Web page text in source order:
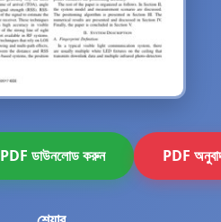
PDF ডাউনলোড করুন PDF